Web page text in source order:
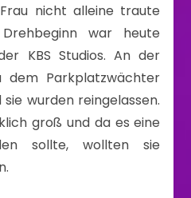
nicht alleine traute
war heute
KBS Studios. An der
dem Parkplatzwächter
sie wurden reingelassen.
groß und da es eine
sollte, wollten sie